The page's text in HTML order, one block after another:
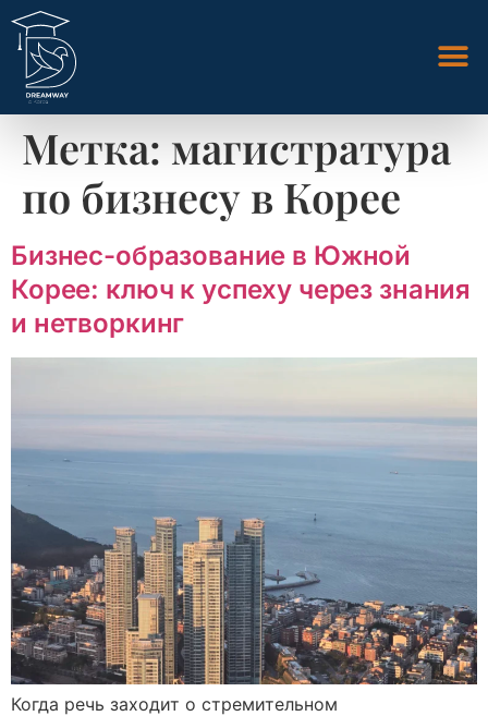
Метка:магистратура
по бизнесу в Корее
Бизнес-образование в Южной
Корее: ключ к успеху через знания
и нетворкинг
Когда речь заходит о стремительном